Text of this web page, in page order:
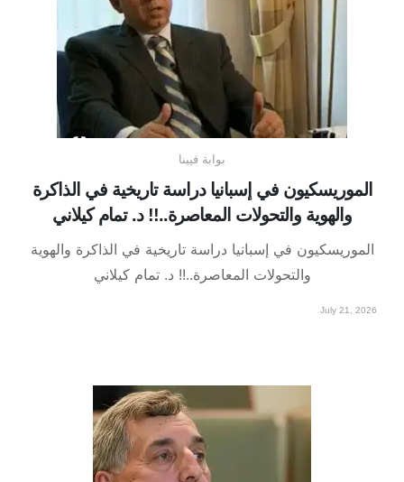
بوابة فيينا
الموريسكيون في إسبانيا دراسة تاريخية في الذاكرة
والهوية والتحولات المعاصرة..!! د. تمام كيلاني
الموريسكيون في إسبانيا دراسة تاريخية في الذاكرة والهوية
والتحولات المعاصرة..!! د. تمام كيلاني
July 21, 2026